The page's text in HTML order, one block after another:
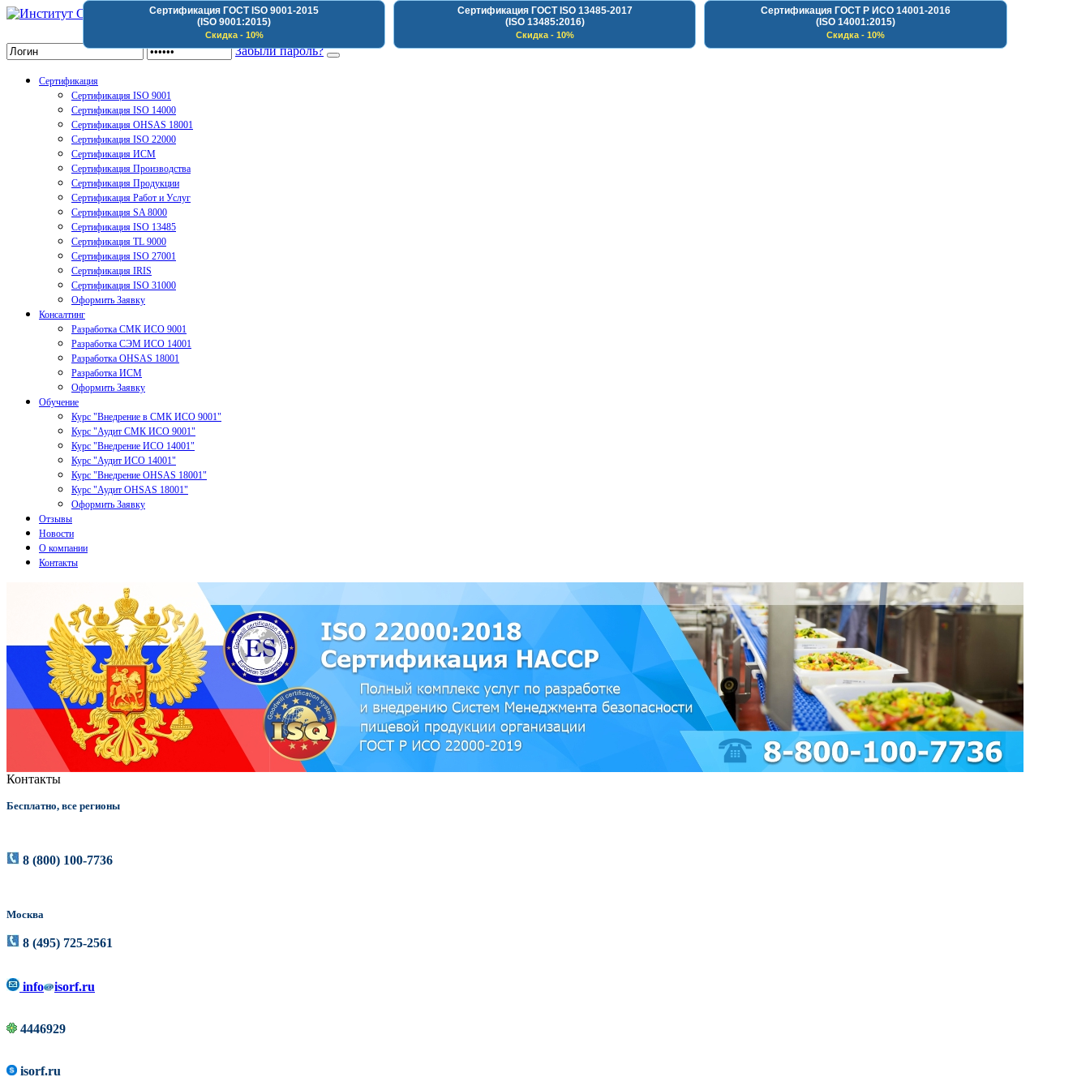
Сертификация ГОСТ ISO 9001-2015
(ISO 9001:2015)
Скидка - 10%
Сертификация ГОСТ ISO 13485-2017
(ISO 13485:2016)
Скидка - 10%
Сертификация ГОСТ Р ИСО 14001-2016
(ISO 14001:2015)
Скидка - 10%
Институт Сертификации Организаций
Забыли пароль?
Сертификация
Сертификация ISO 9001
Сертификация ISO 14000
Сертификация OHSAS 18001
Сертификация ISO 22000
Сертификация ИСМ
Сертификация Производства
Сертификация Продукции
Сертификация Работ и Услуг
Сертификация SA 8000
Сертификация ISO 13485
Сертификация TL 9000
Сертификация ISO 27001
Сертификация IRIS
Сертификация ISO 31000
Оформить Заявку
Консалтинг
Разработка СМК ИСО 9001
Разработка СЭМ ИСО 14001
Разработка OHSAS 18001
Разработка ИСМ
Оформить Заявку
Обучение
Курс "Внедрение в СМК ИСО 9001"
Курс "Аудит СМК ИСО 9001"
Курс "Внедрение ИСО 14001"
Курс "Аудит ИСО 14001"
Курс "Внедрение OHSAS 18001"
Курс "Аудит OHSAS 18001"
Оформить Заявку
Отзывы
Новости
О компании
Контакты
Контакты
Бесплатно, все регионы
8 (800) 100-7736
Москва
8 (495) 725-2561
info isorf.ru
4446929
isorf.ru